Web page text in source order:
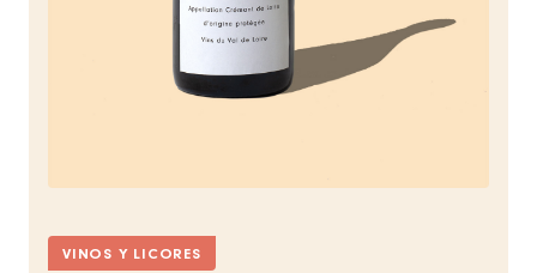
VINOS Y LICORES